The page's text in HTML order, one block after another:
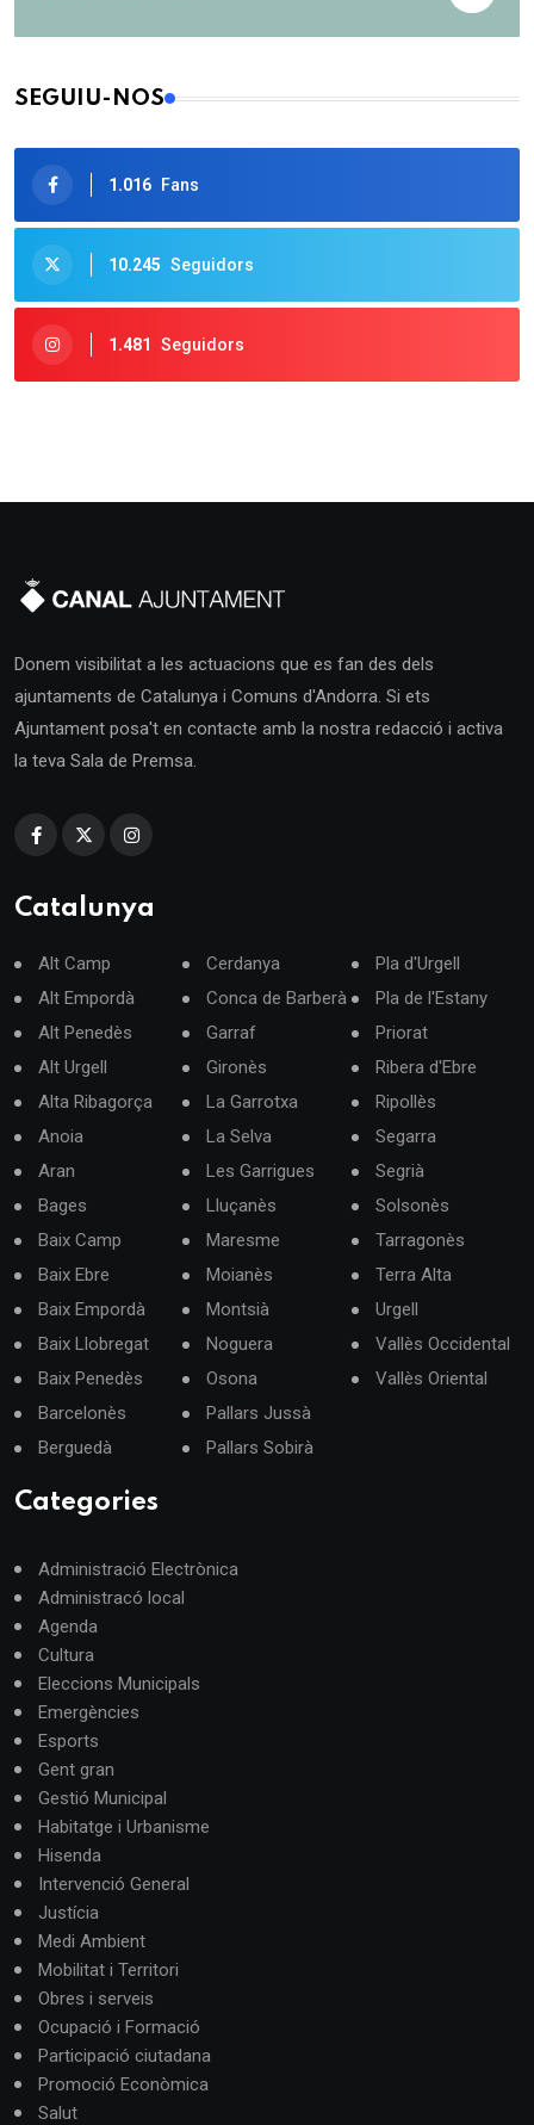
SEGUIU-NOS
1.016 Fans
10.245 Seguidors
1.481 Seguidors
Donem visibilitat a les actuacions que es fan des dels
ajuntaments de Catalunya i Comuns d'Andorra. Si ets
Ajuntament posa't en contacte amb la nostra redacció i activa
la teva Sala de Premsa.
Catalunya
Alt Camp
Alt Empordà
Alt Penedès
Alt Urgell
Alta Ribagorça
Anoia
Aran
Bages
Baix Camp
Baix Ebre
Baix Empordà
Baix Llobregat
Baix Penedès
Barcelonès
Berguedà
Cerdanya
Conca de Barberà
Garraf
Gironès
La Garrotxa
La Selva
Les Garrigues
Lluçanès
Maresme
Moianès
Montsià
Noguera
Osona
Pallars Jussà
Pallars Sobirà
Pla d'Urgell
Pla de l'Estany
Priorat
Ribera d'Ebre
Ripollès
Segarra
Segrià
Solsonès
Tarragonès
Terra Alta
Urgell
Vallès Occidental
Vallès Oriental
Categories
Administració Electrònica
Administracó local
Agenda
Cultura
Eleccions Municipals
Emergències
Esports
Gent gran
Gestió Municipal
Habitatge i Urbanisme
Hisenda
Intervenció General
Justícia
Medi Ambient
Mobilitat i Territori
Obres i serveis
Ocupació i Formació
Participació ciutadana
Promoció Econòmica
Salut